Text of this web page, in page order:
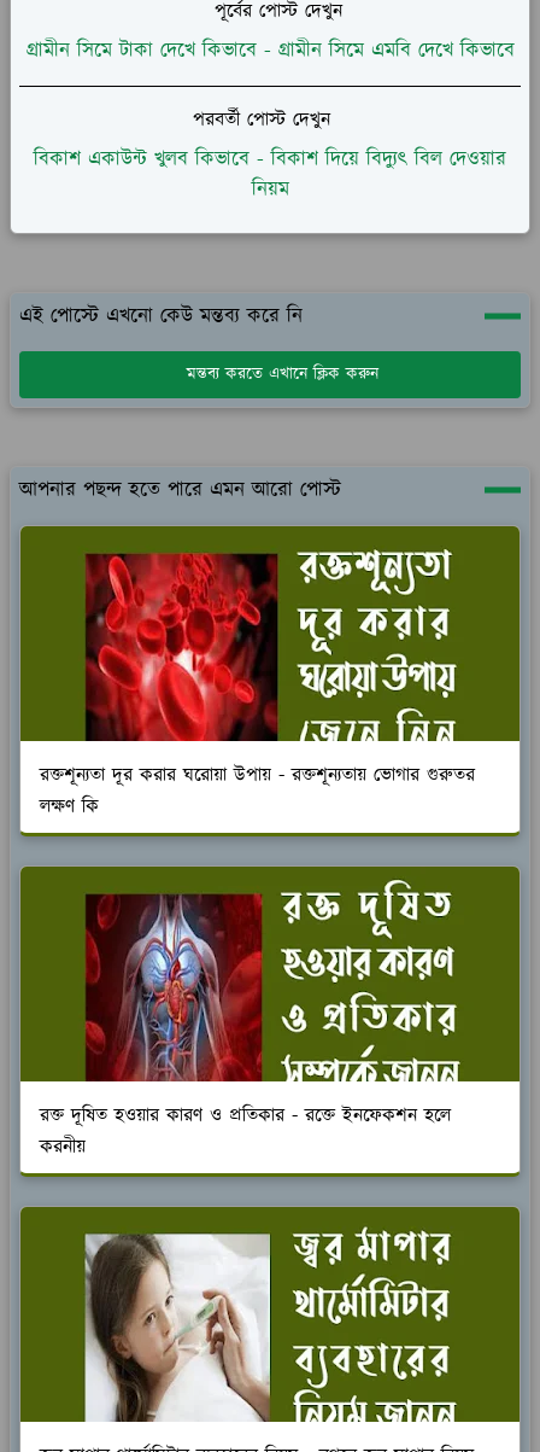
পূর্বের পোস্ট দেখুন
গ্রামীন সিমে টাকা দেখে কিভাবে - গ্রামীন সিমে এমবি দেখে কিভাবে
পরবর্তী পোস্ট দেখুন
বিকাশ একাউন্ট খুলব কিভাবে - বিকাশ দিয়ে বিদ্যুৎ বিল দেওয়ার
নিয়ম
এই পোস্টে এখনো কেউ মন্তব্য করে নি
মন্তব্য করতে এখানে ক্লিক করুন
আপনার পছন্দ হতে পারে এমন আরো পোস্ট
রক্তশূন্যতা দূর করার ঘরোয়া উপায় - রক্তশূন্যতায় ভোগার গুরুতর
লক্ষণ কি
রক্ত দূষিত হওয়ার কারণ ও প্রতিকার - রক্তে ইনফেকশন হলে
করনীয়